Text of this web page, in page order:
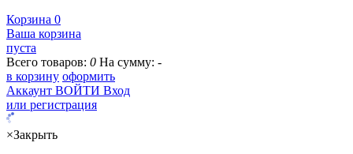
Корзина 0
Ваша корзина
пуста
Всего товаров: 0 На сумму: -
в корзину оформить
Аккаунт ВОЙТИ Вход
или регистрация
×Закрыть